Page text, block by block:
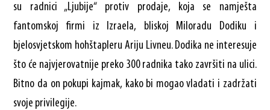
su radnici „Ljubije“ protiv prodaje, koja se namješta
fantomskoj firmi iz Izraela, bliskoj Miloradu Dodiku i
bjelosvjetskom hohštapleru Ariju Livneu. Dodika ne interesuje
što će najvjerovatnije preko 300 radnika tako završiti na ulici.
Bitno da on pokupi kajmak, kako bi mogao vladati i zadržati
svoje privilegije.